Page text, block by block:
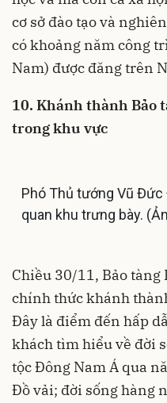
cơ sở đào tạo và
có khoảng năm công
Nam) được đăng trên
10. Khánh thành Bảo
trong khu vực
Phó Thủ tướng Vũ
quan khu trưng bày.
Chiều 30/11, Bảo tàng
chính thức khánh
Đây là điểm đến hấp
khách tìm hiểu về đời
tộc Đông Nam Á qua
Đồ vải; đời sống hàng